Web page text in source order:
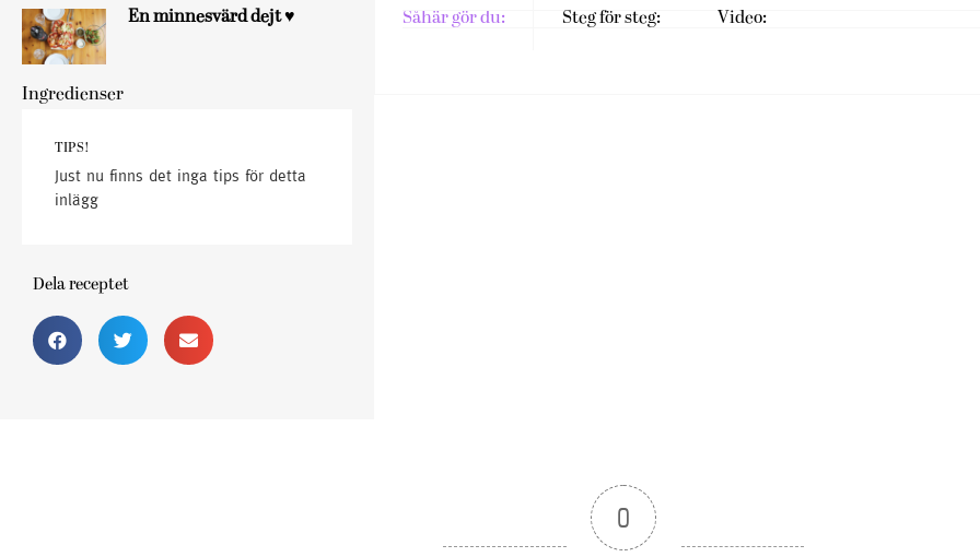
En minnesvärd dejt ♥
Ingredienser
TIPS!
Just nu finns det inga tips för detta
inlägg
Dela receptet
Såhär gör du: Steg för steg: Video:
0